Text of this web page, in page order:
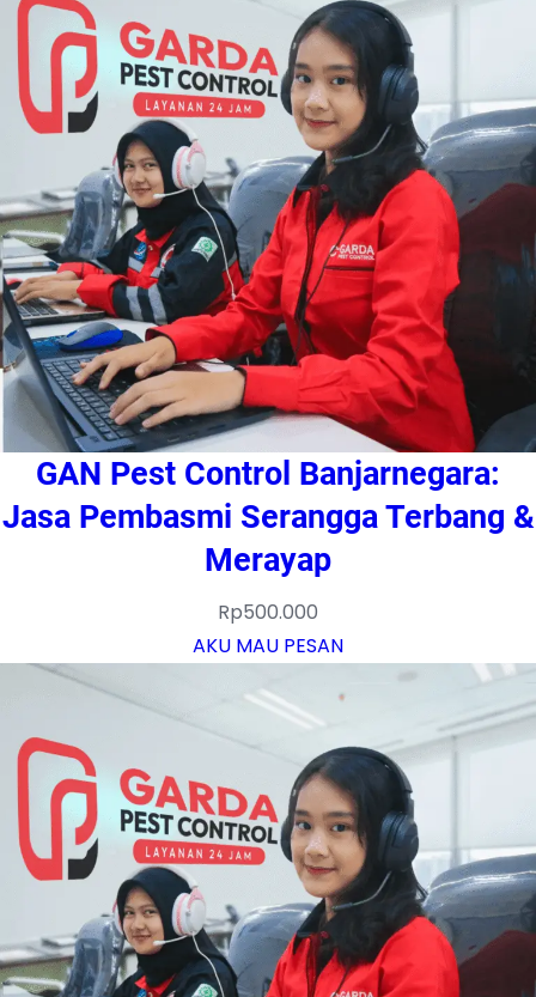
GAN Pest Control Banjarnegara:
Jasa Pembasmi Serangga Terbang &
Merayap
Rp500.000
AKU MAU PESAN